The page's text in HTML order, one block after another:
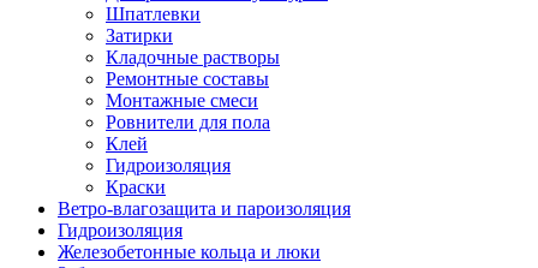
Шпатлевки
Затирки
Кладочные растворы
Ремонтные составы
Монтажные смеси
Ровнители для пола
Клей
Гидроизоляция
Краски
Ветро-влагозащита и пароизоляция
Гидроизоляция
Железобетонные кольца и люки